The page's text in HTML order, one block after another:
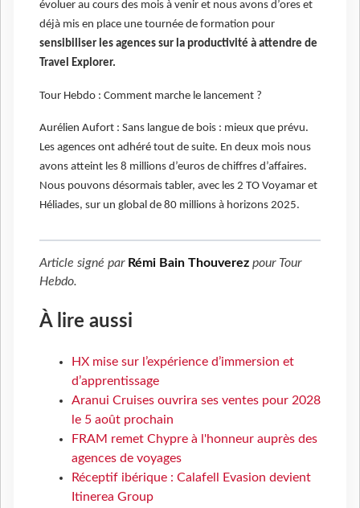
évoluer au cours des mois à venir et nous avons d’ores et
déjà mis en place une tournée de formation pour
sensibiliser les agences sur la productivité à attendre de
Travel Explorer.
Tour Hebdo : Comment marche le lancement ?
Aurélien Aufort : Sans langue de bois : mieux que prévu.
Les agences ont adhéré tout de suite. En deux mois nous
avons atteint les 8 millions d’euros de chiffres d’affaires.
Nous pouvons désormais tabler, avec les 2 TO Voyamar et
Héliades, sur un global de 80 millions à horizons 2025.
Article signé par Rémi Bain Thouverez pour Tour
Hebdo.
À lire aussi
HX mise sur l’expérience d’immersion et
d’apprentissage
Aranui Cruises ouvrira ses ventes pour 2028
le 5 août prochain
FRAM remet Chypre à l'honneur auprès des
agences de voyages
Réceptif ibérique : Calafell Evasion devient
Itinerea Group